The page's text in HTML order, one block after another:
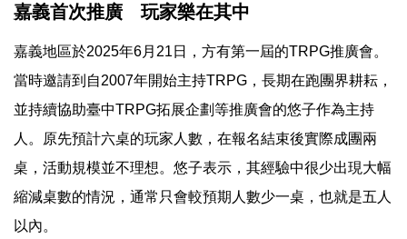
嘉義首次推廣 玩家樂在其中
嘉義地區於2025年6月21日，方有第一屆的TRPG推廣會。
當時邀請到自2007年開始主持TRPG，長期在跑團界耕耘，
並持續協助臺中TRPG拓展企劃等推廣會的悠子作為主持
人。原先預計六桌的玩家人數，在報名結束後實際成團兩
桌，活動規模並不理想。悠子表示，其經驗中很少出現大幅
縮減桌數的情況，通常只會較預期人數少一桌，也就是五人
以內。